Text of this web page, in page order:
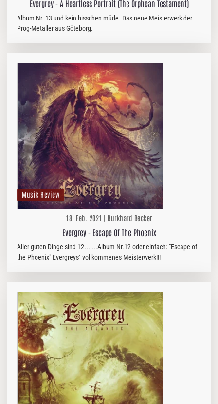
Evergrey - A Heartless Portrait (The Orphean Testament)
Album Nr. 13 und kein bisschen müde. Das neue Meisterwerk der
Prog-Metaller aus Göteborg.
Musik Review
18. Feb. 2021 | Burkhard Becker
Evergrey - Escape Of The Phoenix
Aller guten Dinge sind 12... ...Album Nr.12 oder einfach: "Escape of
the Phoenix" Evergreys´ vollkommenes Meisterwerk!!!